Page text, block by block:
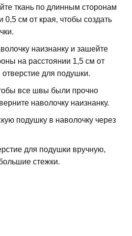
ткань по длинным сторонам
0,5 см от края, чтобы создать
наизнанку и зашейте
на расстоянии 1,5 см от
отверстие для подушки.
все швы были прочно
наволочку наизнанку.
подушку в наволочку через
для подушки вручную,
стежки.